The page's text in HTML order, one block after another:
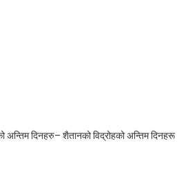
अन्तिम दिनहरु– शैतानको विद्रोहको अन्तिम दिनहरू